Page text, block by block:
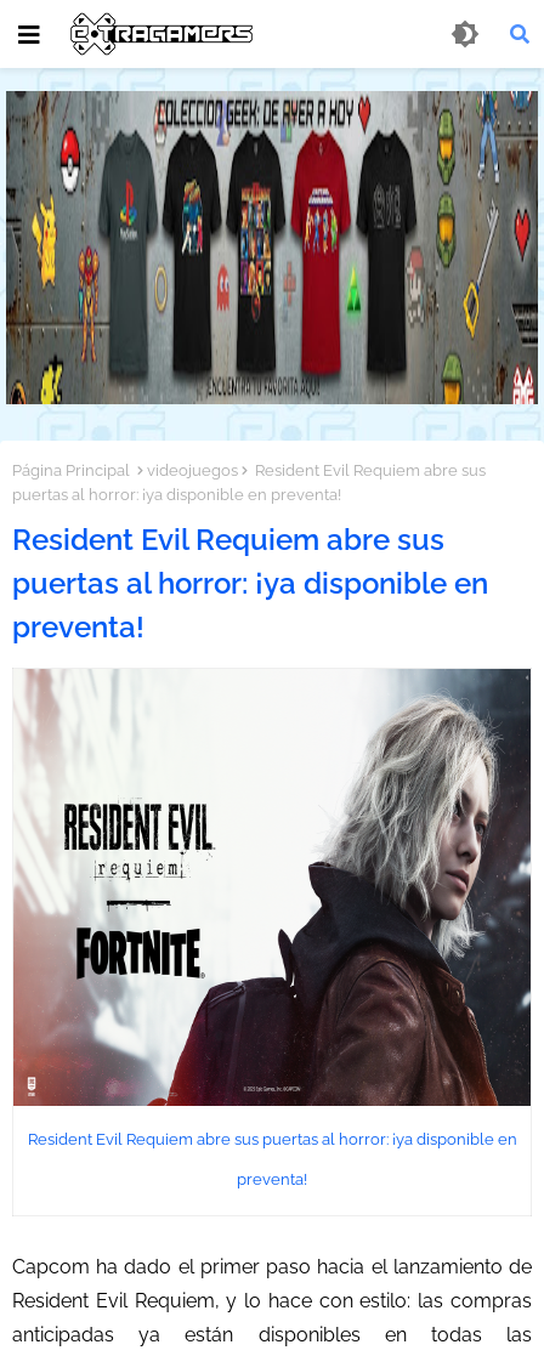
Página Principal videojuegos
Resident Evil Requiem abre sus
puertas al horror: ¡ya disponible en preventa!
Resident Evil Requiem abre sus
puertas al horror: ¡ya disponible en
preventa!
Resident Evil Requiem abre sus puertas al horror: ¡ya disponible en
preventa!
Capcom ha dado el primer paso hacia el lanzamiento de
Resident Evil Requiem, y lo hace con estilo: las compras
anticipadas ya están disponibles en todas las